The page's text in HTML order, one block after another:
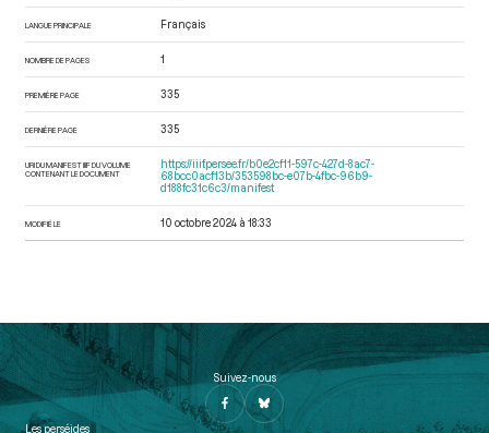
LANGUE PRINCIPALE Français
NOMBRE DE PAGES 1
PREMIÈRE PAGE 335
DERNIÈRE PAGE 335
URI DU MANIFEST IIIF DU VOLUME
CONTENANT LE DOCUMENT
https://iiif.persee.fr/b0e2cf11-597c-427d-8ac7-
68bcc0acf13b/353598bc-e07b-4fbc-96b9-
d188fc31c6c3/manifest
MODIFIÉ LE 10 octobre 2024 à 18:33
Suivez-nous
Les perséides